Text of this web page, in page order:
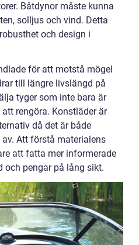
Båtdynor måste kunna
solljus och vind. Detta
och design i
för att motstå mögel
till längre livslängd på
tyger som inte bara är
rengöra. Konstläder är
då det är både
Att förstå materialens
att fatta mer informerade
och pengar på lång sikt.